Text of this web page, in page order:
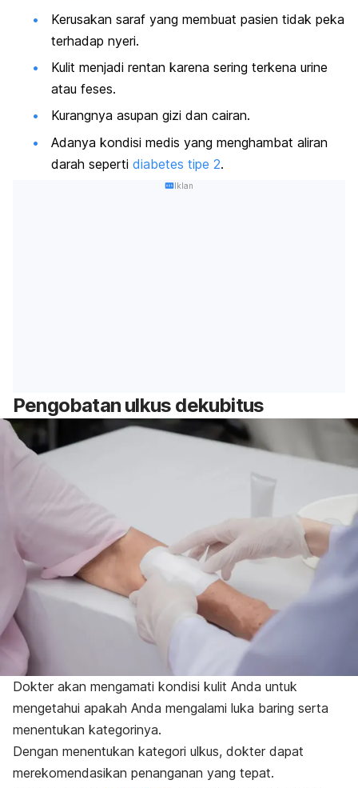
Kerusakan saraf yang membuat pasien tidak peka
terhadap nyeri.
Kulit menjadi rentan karena sering terkena urine
atau feses.
Kurangnya asupan gizi dan cairan.
Adanya kondisi medis yang menghambat aliran
darah seperti diabetes tipe 2.
Iklan
Pengobatan ulkus dekubitus
Dokter akan mengamati kondisi kulit Anda untuk
mengetahui apakah Anda mengalami luka baring serta
menentukan kategorinya.
Dengan menentukan kategori ulkus, dokter dapat
merekomendasikan penanganan yang tepat.